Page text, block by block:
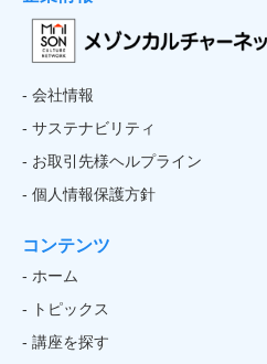
- 会社情報
- サステナビリティ
- お取引先様ヘルプライン
- 個人情報保護方針
コンテンツ
- ホーム
- トピックス
- 講座を探す